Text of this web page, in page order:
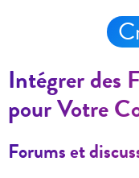
Intégrer des
pour Votre
Forums et